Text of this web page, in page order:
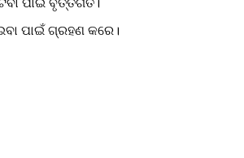
ପାଇଁ ଗ୍ରହଣ କରେ।